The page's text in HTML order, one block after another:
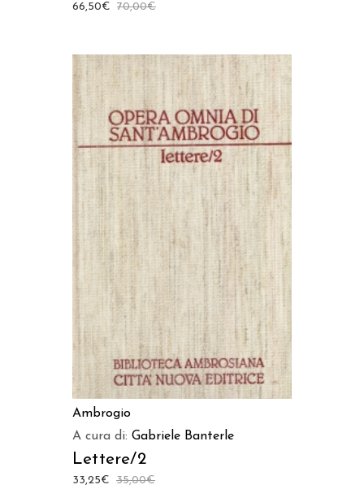
70,00€
66,50€
AGGIUNGI AL CARRELLO
Ambrogio
A cura di: Gabriele Banterle
Lettere/2
35,00€
33,25€